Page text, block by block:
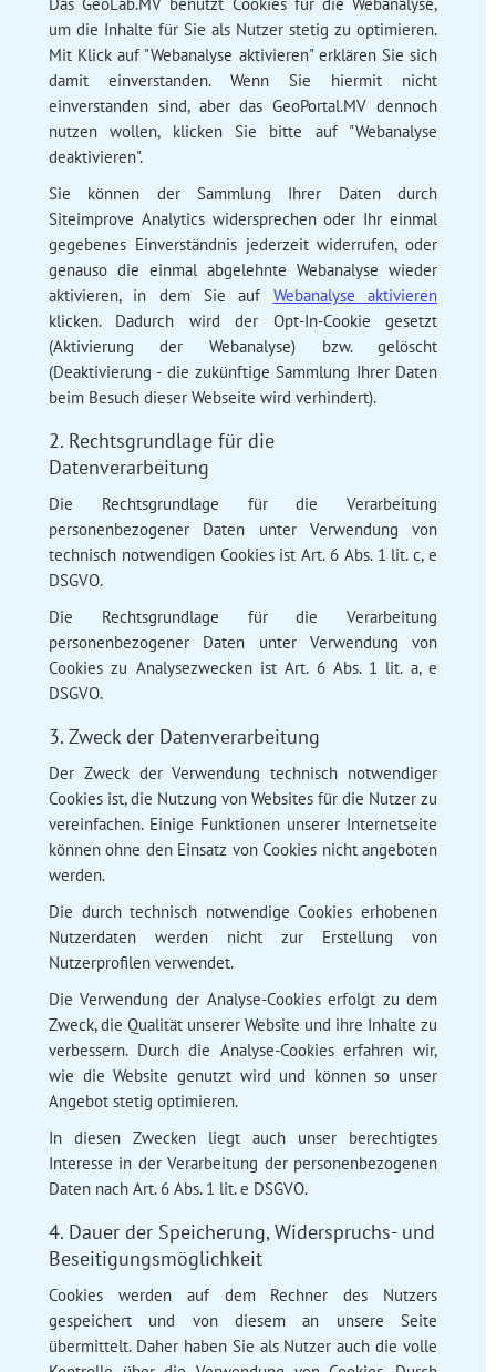
um die Inhalte für Sie als Nutzer stetig zu optimieren.
Mit Klick auf "Webanalyse aktivieren" erklären Sie sich
damit einverstanden. Wenn Sie hiermit nicht
einverstanden sind, aber das GeoPortal.MV dennoch
nutzen wollen, klicken Sie bitte auf "Webanalyse
deaktivieren".
Sie können der Sammlung Ihrer Daten durch
Siteimprove Analytics widersprechen oder Ihr einmal
gegebenes Einverständnis jederzeit widerrufen, oder
genauso die einmal abgelehnte Webanalyse wieder
aktivieren, in dem Sie auf Webanalyse aktivieren
klicken. Dadurch wird der Opt-In-Cookie gesetzt
(Aktivierung der Webanalyse) bzw. gelöscht
(Deaktivierung - die zukünftige Sammlung Ihrer Daten
beim Besuch dieser Webseite wird verhindert).
2. Rechtsgrundlage für die
Datenverarbeitung
Die Rechtsgrundlage für die Verarbeitung
personenbezogener Daten unter Verwendung von
technisch notwendigen Cookies ist Art. 6 Abs. 1 lit. c, e
DSGVO.
Die Rechtsgrundlage für die Verarbeitung
personenbezogener Daten unter Verwendung von
Cookies zu Analysezwecken ist Art. 6 Abs. 1 lit. a, e
DSGVO.
3. Zweck der Datenverarbeitung
Der Zweck der Verwendung technisch notwendiger
Cookies ist, die Nutzung von Websites für die Nutzer zu
vereinfachen. Einige Funktionen unserer Internetseite
können ohne den Einsatz von Cookies nicht angeboten
werden.
Die durch technisch notwendige Cookies erhobenen
Nutzerdaten werden nicht zur Erstellung von
Nutzerprofilen verwendet.
Die Verwendung der Analyse-Cookies erfolgt zu dem
Zweck, die Qualität unserer Website und ihre Inhalte zu
verbessern. Durch die Analyse-Cookies erfahren wir,
wie die Website genutzt wird und können so unser
Angebot stetig optimieren.
In diesen Zwecken liegt auch unser berechtigtes
Interesse in der Verarbeitung der personenbezogenen
Daten nach Art. 6 Abs. 1 lit. e DSGVO.
4. Dauer der Speicherung, Widerspruchs- und
Beseitigungsmöglichkeit
Cookies werden auf dem Rechner des Nutzers
gespeichert und von diesem an unsere Seite
übermittelt. Daher haben Sie als Nutzer auch die volle